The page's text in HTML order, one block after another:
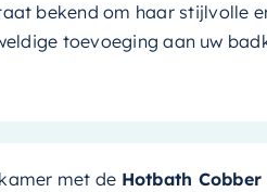
bekend om haar stijlvolle
toevoeging aan uw
met de Hotbath